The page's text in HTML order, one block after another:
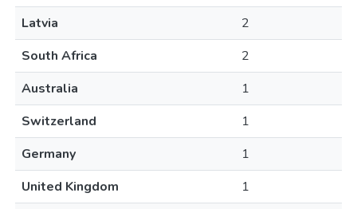
Latvia
2
South Africa
2
Australia
1
Switzerland
1
Germany
1
United Kingdom
1